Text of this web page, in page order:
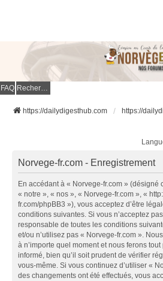
FAQ Rechercher
https://dailydigesthub.com https://
Norvege-fr.com - Enregistrement
En accédant à « Norvege-fr.com » (désigné
« notre », « nos », « Norvege-fr.com », «
fr.com/phpBB3 »), vous acceptez d’être
conditions suivantes. Si vous n’acceptez
responsable de toutes les conditions
et/ou n’utilisez pas « Norvege-fr.com ».
à n’importe quel moment et nous ferons
informé, bien qu’il soit prudent de vérifier
vous-même. Si vous continuez d’utiliser «
des changements ont été effectués, vous